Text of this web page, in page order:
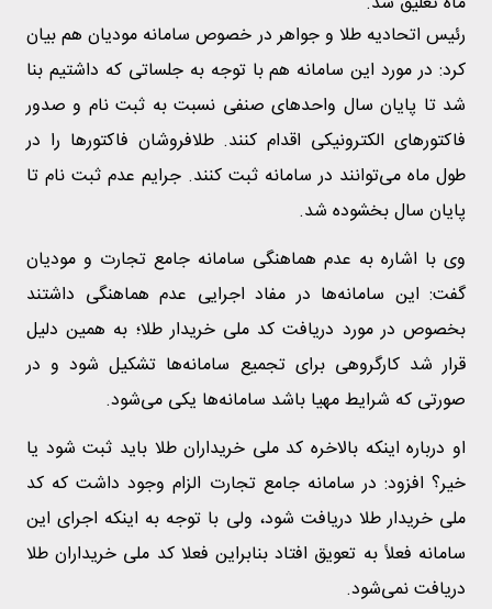
رئیس اتحادیه طلا و جواهر در خصوص سامانه مودیان هم بیان
کرد: در مورد این سامانه هم با توجه به جلساتی که داشتیم بنا
شد تا پایان سال واحد‌های صنفی نسبت به ثبت نام و صدور
فاکتور‌های الکترونیکی اقدام کنند. طلافروشان فاکتور‌ها را در
طول ماه می‌توانند در سامانه ثبت کنند. جرایم عدم ثبت نام تا
پایان سال بخشوده شد.
وی با اشاره به عدم هماهنگی سامانه جامع تجارت و مودیان
گفت: این سامانه‌ها در مفاد اجرایی عدم هماهنگی داشتند
بخصوص در مورد دریافت کد ملی خریدار طلا؛ به همین دلیل
قرار شد کارگروهی برای تجمیع سامانه‌ها تشکیل شود و در
صورتی که شرایط مهیا باشد سامانه‌ها یکی می‌شود.
او درباره اینکه بالاخره کد ملی خریداران طلا باید ثبت شود یا
خیر؟ افزود: در سامانه جامع تجارت الزام وجود داشت که کد
ملی خریدار طلا دریافت شود، ولی با توجه به اینکه اجرای این
سامانه فعلاً به تعویق افتاد بنابراین فعلا کد ملی خریداران طلا
دریافت نمی‌شود.